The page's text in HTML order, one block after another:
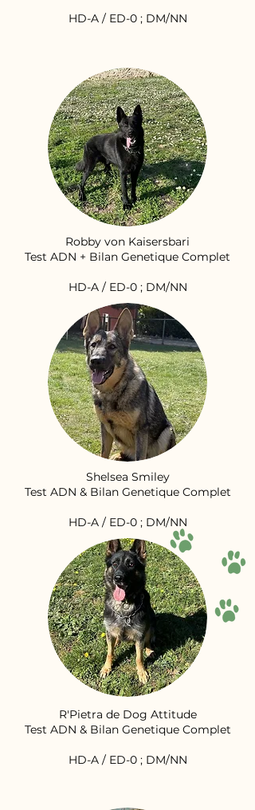
HD-A / ED-0 ; DM/NN
Robby von Kaisersbari
Test ADN + Bilan Genetique Complet
HD-A / ED-0 ; DM/NN
Shelsea Smiley
Test ADN & Bilan Genetique Complet
HD-A / ED-0 ; DM/NN
R'Pietra de Dog Attitude
Test ADN & Bilan Genetique Complet
HD-A / ED-0 ; DM/NN